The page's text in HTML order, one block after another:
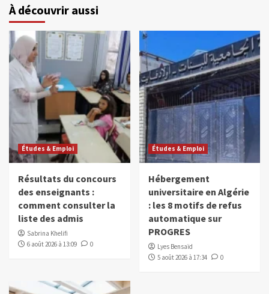
À découvrir aussi
Études & Emploi
Résultats du concours
des enseignants :
comment consulter la
liste des admis
Sabrina Khelifi
6 août 2026 à 13:09
0
Études & Emploi
Hébergement
universitaire en Algérie
: les 8 motifs de refus
automatique sur
PROGRES
Lyes Bensaïd
5 août 2026 à 17:34
0